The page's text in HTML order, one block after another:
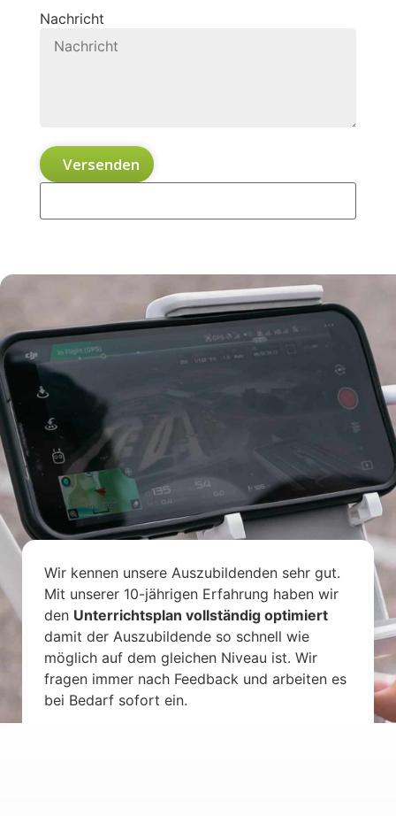
Nachricht
Versenden
Wir kennen unsere Auszubildenden sehr gut.
Mit unserer 10-jährigen Erfahrung haben wir
den Unterrichtsplan vollständig optimiert
damit der Auszubildende so schnell wie
möglich auf dem gleichen Niveau ist. Wir
fragen immer nach Feedback und arbeiten es
bei Bedarf sofort ein.